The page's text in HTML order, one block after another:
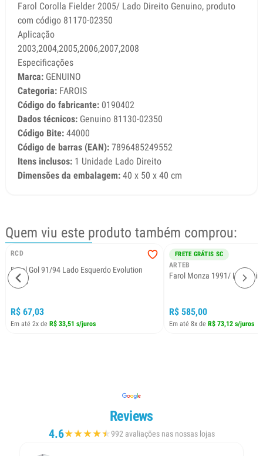
Farol Corolla Fielder 2005/ Lado Direito Genuino, produto
com código 81170-02350
Aplicação
2003,2004,2005,2006,2007,2008
Especificações
Marca: GENUINO
Categoria: FAROIS
Código do fabricante: 0190402
Dados técnicos: Genuino 81130-02350
Código Bite: 44000
Código de barras (EAN): 7896485249552
Itens inclusos: 1 Unidade Lado Direito
Dimensões da embalagem: 40 x 50 x 40 cm
Quem viu este produto também comprou:
RCD
Farol Gol 91/94 Lado Esquerdo Evolution
Arteb
R$ 67,03
Em até 2x de R$ 33,51 s/juros
FRETE GRÁTIS SC
ARTEB
Farol Monza 1991/ Lado
R$ 585,00
Em até 8x de R$ 73,12 s/juros
Reviews
4.6★★★★★
★992 avaliações nas nossas lojas